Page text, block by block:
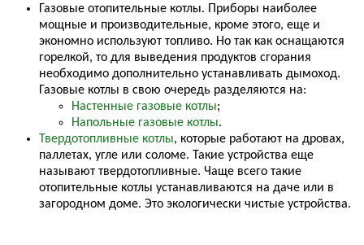
Газовые отопительные котлы. Приборы наиболее
мощные и производительные, кроме этого, еще и
экономно используют топливо. Но так как оснащаются
горелкой, то для выведения продуктов сгорания
необходимо дополнительно устанавливать дымоход.
Газовые котлы в свою очередь разделяются на:
Настенные газовые котлы;
Напольные газовые котлы.
Твердотопливные котлы, которые работают на дровах,
паллетах, угле или соломе. Такие устройства еще
называют твердотопливные. Чаще всего такие
отопительные котлы устанавливаются на даче или в
загородном доме. Это экологически чистые устройства.